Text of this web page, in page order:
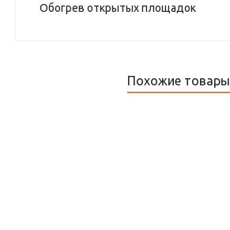
Обогрев открытых площадок
Похожие товары